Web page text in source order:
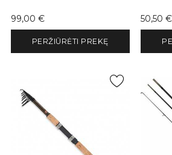
Kaina
99,00 €
PERŽIŪRĖTI PREKĘ
Kaina
50,50 €